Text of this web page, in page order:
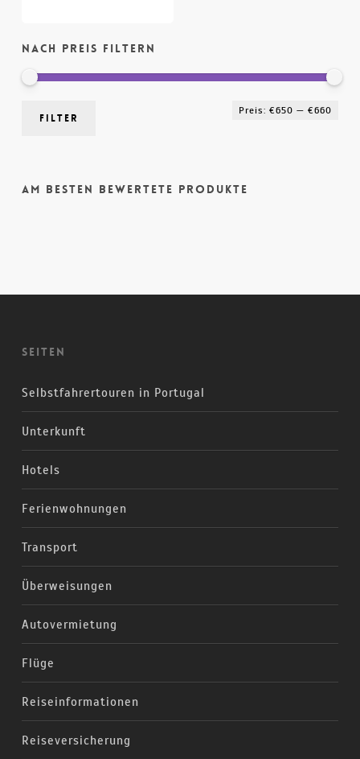
Nach Preis filtern
Filter
Preis:€650 —€660
Am besten bewertete Produkte
Seiten
Selbstfahrertouren in Portugal
Unterkunft
Hotels
Ferienwohnungen
Transport
Überweisungen
Autovermietung
Flüge
Reiseinformationen
Reiseversicherung